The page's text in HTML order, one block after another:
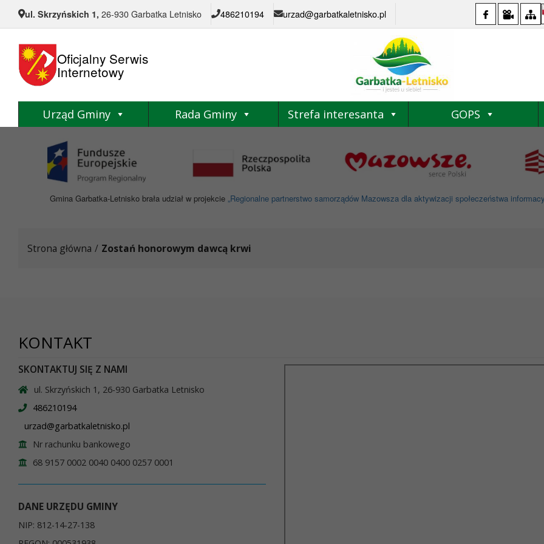
ul. Skrzyńskich 1, 26-930 Garbatka Letnisko 486210194 urzad@garbatkaletnisko.pl
Oficjalny Serwis
Internetowy
Urząd Gminy Rada Gminy Strefa interesanta GOPS
Gmina Garbatka-Letnisko brała udział w projekcie „Regionalne partnerstwo samorządów Mazowsza dla aktywizacji społeczeństwa
Strona główna / Zostań honorowym dawcą krwi
KONTAKT
SKONTAKTUJ SIĘ Z NAMI
ul. Skrzyńskich 1, 26-930 Garbatka Letnisko
486210194
urzad@garbatkaletnisko.pl
Nr rachunku bankowego
68 9157 0002 0040 0400 0257 0001
DANE URZĘDU GMINY
NIP: 812-14-27-138